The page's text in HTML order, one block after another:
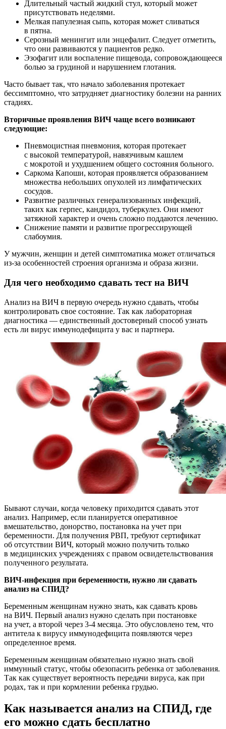
Длительный частый жидкий стул, который может
присутствовать неделями.
Мелкая папулезная сыпь, которая может сливаться
в пятна.
Серозный менингит или энцефалит. Следует отметить,
что они развиваются у пациентов редко.
Эзофагит или воспаление пищевода, сопровождающееся
болью за грудиной и нарушением глотания.
Часто бывает так, что начало заболевания протекает
бессимптомно, что затрудняет диагностику болезни на ранних
стадиях.
Вторичные проявления ВИЧ чаще всего возникают
следующие:
Пневмоцистная пневмония, которая протекает
с высокой температурой, навязчивым кашлем
с мокротой и ухудшением общего состояния больного.
Саркома Капоши, которая проявляется образованием
множества небольших опухолей из лимфатических
сосудов.
Развитие различных генерализованных инфекций,
таких как герпес, кандидоз, туберкулез. Они имеют
затяжной характер и очень сложно поддаются лечению.
Снижение памяти и развитие прогрессирующей
слабоумия.
У мужчин, женщин и детей симптоматика может отличаться
из-за особенностей строения организма и образа жизни.
Для чего необходимо сдавать тест на ВИЧ
Анализ на ВИЧ в первую очередь нужно сдавать, чтобы
контролировать свое состояние. Так как лабораторная
диагностика — единственный достоверный способ узнать
есть ли вирус иммунодефицита у вас и партнера.
Бывают случаи, когда человеку приходится сдавать этот
анализ. Например, если планируется оперативное
вмешательство, донорство, постановка на учет при
беременности. Для получения РВП, требуют сертификат
об отсутствии ВИЧ, который можно получить только
в медицинских учреждениях с правом освидетельствования
полученного результата.
ВИЧ-инфекция при беременности, нужно ли сдавать
анализ на СПИД?
Беременным женщинам нужно знать, как сдавать кровь
на ВИЧ. Первый анализ нужно сделать при постановке
на учет, а второй через 3-4 месяца. Это обусловлено тем, что
антитела к вирусу иммунодефицита появляются через
определенное время.
Беременным женщинам обязательно нужно знать свой
иммунный статус, чтобы обезопасить ребенка от заболевания.
Так как существует вероятность передачи вируса, как при
родах, так и при кормлении ребенка грудью.
Как называется анализ на СПИД, где
его можно сдать бесплатно